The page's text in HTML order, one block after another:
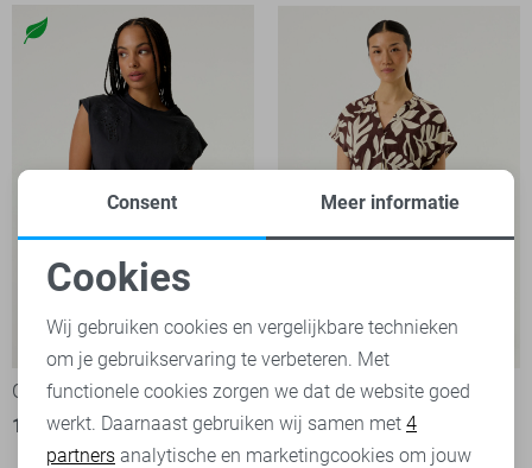
Garcia T-shirt
18,00 35,99
Garcia T-shirt
25,00 49,99
Noodzakelijke cookies
Personalisatie cookies
Analytische cookies
Consent Meer informatie
Cookies
Wij gebruiken cookies en vergelijkbare technieken
om je gebruikservaring te verbeteren. Met
functionele cookies zorgen we dat de website goed
werkt. Daarnaast gebruiken wij samen met 4
partners analytische en marketingcookies om jouw